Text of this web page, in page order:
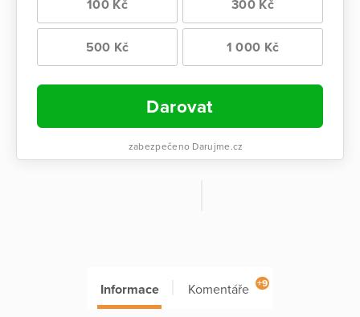
100 Kč 300 Kč
500 Kč 1 000 Kč
Darovat
zabezpečeno Darujme.cz
Informace Komentáře +9